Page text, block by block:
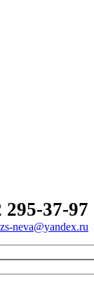
295-37-97
neva@yandex.ru